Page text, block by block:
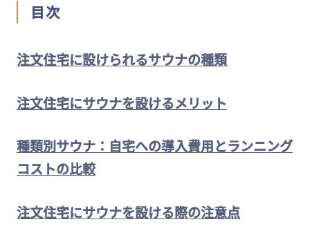
目次
注文住宅に設けられるサウナの種類
注文住宅にサウナを設けるメリット
種類別サウナ：自宅への導入費用とランニング
コストの比較
注文住宅にサウナを設ける際の注意点